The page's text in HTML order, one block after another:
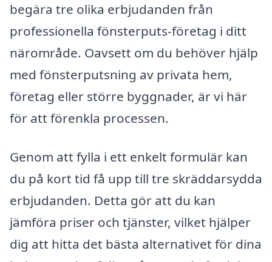
begära tre olika erbjudanden från
professionella fönsterputs-företag i ditt
närområde. Oavsett om du behöver hjälp
med fönsterputsning av privata hem,
företag eller större byggnader, är vi här
för att förenkla processen.
Genom att fylla i ett enkelt formulär kan
du på kort tid få upp till tre skräddarsydda
erbjudanden. Detta gör att du kan
jämföra priser och tjänster, vilket hjälper
dig att hitta det bästa alternativet för dina